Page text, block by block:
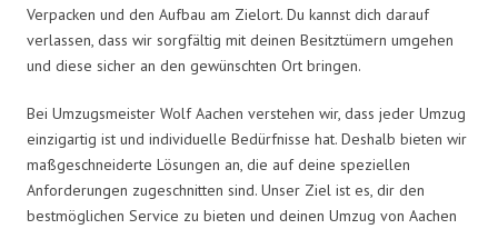
Verpacken und den Aufbau am Zielort. Du kannst dich darauf
verlassen, dass wir sorgfältig mit deinen Besitztümern umgehen
und diese sicher an den gewünschten Ort bringen.
Bei Umzugsmeister Wolf Aachen verstehen wir, dass jeder Umzug
einzigartig ist und individuelle Bedürfnisse hat. Deshalb bieten wir
maßgeschneiderte Lösungen an, die auf deine speziellen
Anforderungen zugeschnitten sind. Unser Ziel ist es, dir den
bestmöglichen Service zu bieten und deinen Umzug von Aachen